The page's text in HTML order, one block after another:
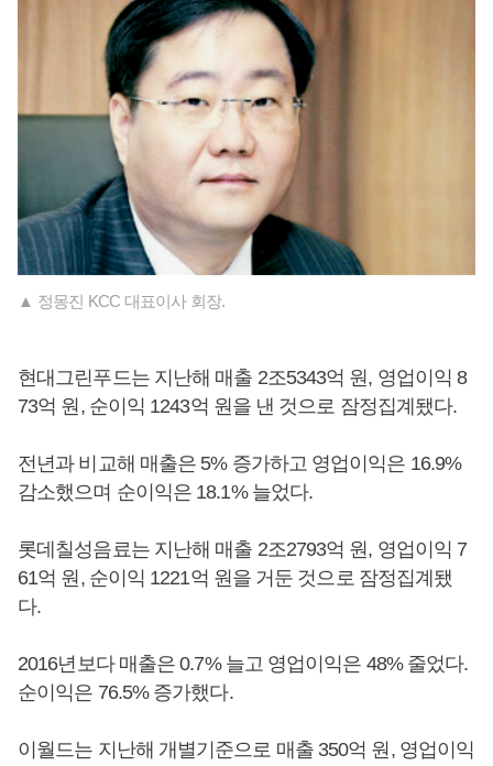
▲ 정몽진 KCC 대표이사 회장.
현대그린푸드는 지난해 매출 2조5343억 원, 영업이익 8
73억 원, 순이익 1243억 원을 낸 것으로 잠정집계됐다.
전년과 비교해 매출은 5% 증가하고 영업이익은 16.9%
감소했으며 순이익은 18.1% 늘었다.
롯데칠성음료는 지난해 매출 2조2793억 원, 영업이익 7
61억 원, 순이익 1221억 원을 거둔 것으로 잠정집계됐
다.
2016년보다 매출은 0.7% 늘고 영업이익은 48% 줄었다.
순이익은 76.5% 증가했다.
이월드는 지난해 개별기준으로 매출 350억 원, 영업이익